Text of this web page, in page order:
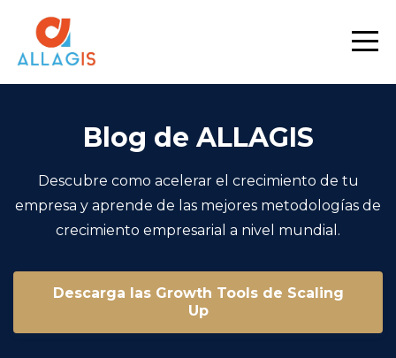
Blog de ALLAGIS
Descubre como acelerar el crecimiento de tu
empresa y aprende de las mejores metodologías de
crecimiento empresarial a nivel mundial.
Descarga las Growth Tools de Scaling
Up